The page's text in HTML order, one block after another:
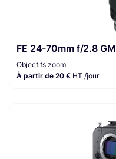
FE 24-70mm f/2.8 GM
Objectifs zoom
À partir de 20 € HT /jour